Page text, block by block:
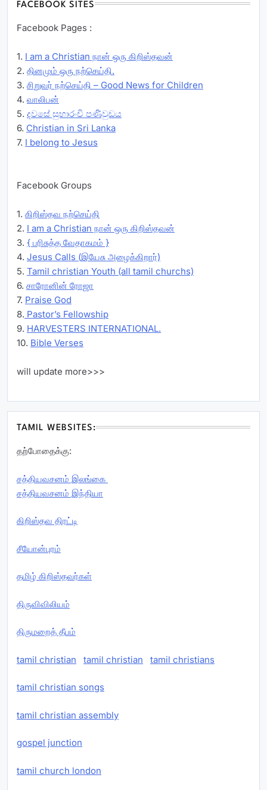
FACEBOOK SITES
Facebook Pages :
1. I am a Christian நான் ஒரு கிறிஸ்தவன்
2. தினமும் ஒரு நற்செய்தி.
3. சிறுவர் நற்செய்தி – Good News for Children
4. வாலிபன்
5. දවසේ සුභාරංචි පණිවුඩය
6. Christian in Sri Lanka
7. I belong to Jesus
Facebook Groups
1. கிறிஸ்தவ நற்செய்தி
2. I am a Christian நான் ஒரு கிறிஸ்தவன்
3. { பரிசுத்த வேதாகமம் }
4. Jesus Calls (இயேசு அழைக்கிறார்)
5. Tamil christian Youth (all tamil churchs)
6. சாரோனின் ரோஜா
7. Praise God
8. Pastor’s Fellowship
9. HARVESTERS INTERNATIONAL.
10. Bible Verses
will update more>>>
TAMIL WEBSITES:
தற்போதைக்கு:
சத்தியவசனம் இலங்கை
சத்தியவசனம் இந்தியா
கிறிஸ்தவ திரட்டி
சீயோன்புரம்
தமிழ் கிறிஸ்தவர்கள்
திருவிவிலியம்
திருமறைத் தீபம்
tamil christian tamil christian tamil christians
tamil christian songs
tamil christian assembly
gospel junction
tamil church london